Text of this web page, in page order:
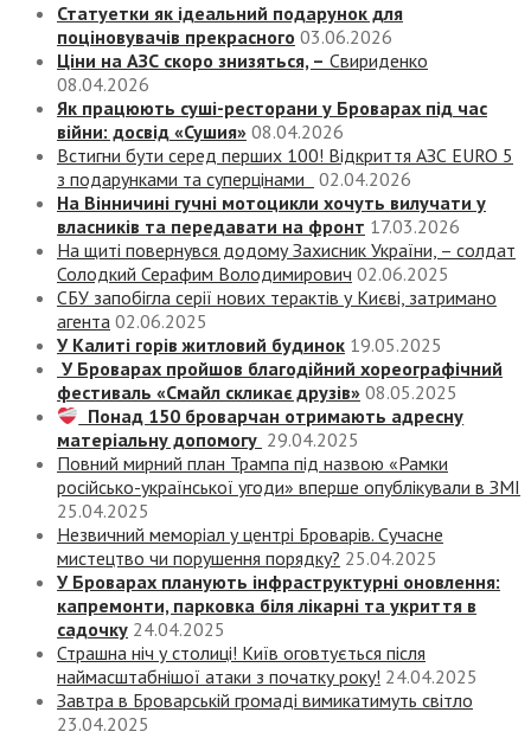
Статуетки як ідеальний подарунок для
поціновувачів прекрасного 03.06.2026
Ціни на АЗС скоро знизяться, – Свириденко
08.04.2026
Як працюють суші-ресторани у Броварах під час
війни: досвід «Сушия» 08.04.2026
Встигни бути серед перших 100! Відкриття АЗС EURO 5
з подарунками та суперцінами
02.04.2026
На Вінничині гучні мотоцикли хочуть вилучати у
власників та передавати на фронт 17.03.2026
На щиті повернувся додому Захисник України, – солдат
Солодкий Серафим Володимирович 02.06.2025
СБУ запобігла серії нових терактів у Києві, затримано
агента 02.06.2025
У Калиті горів житловий будинок 19.05.2025
У Броварах пройшов благодійний хореографічний
фестиваль «Смайл скликає друзів» 08.05.2025
Понад 150 броварчан отримають адресну
матеріальну допомогу 29.04.2025
Повний мирний план Трампа під назвою «‎Рамки
російсько-української угоди» вперше опублікували в ЗМІ
25.04.2025
Незвичний меморіал у центрі Броварів. Сучасне
мистецтво чи порушення порядку? 25.04.2025
У Броварах планують інфраструктурні оновлення:
капремонти, парковка біля лікарні та укриття в
садочку 24.04.2025
Страшна ніч у столиці! Київ оговтується після
наймасштабнішої атаки з початку року! 24.04.2025
Завтра в Броварській громаді вимикатимуть світло
23.04.2025